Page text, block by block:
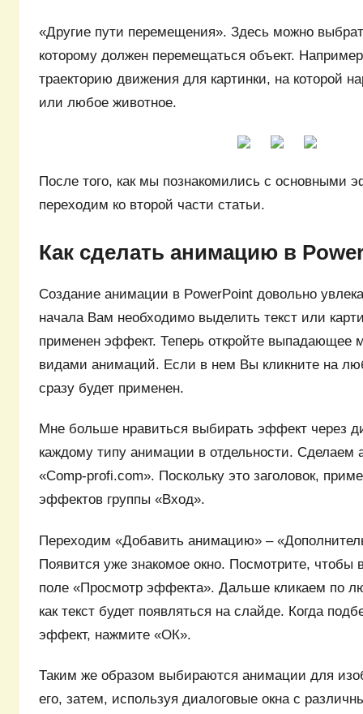
«Другие пути перемещения». Здесь можно
которому должен перемещаться объект.
траекторию движения для картинки, на которой
или любое животное.
После того, как мы познакомились с основными
переходим ко второй части статьи.
Как сделать анимацию в
Создание анимации в PowerPoint довольно
начала Вам необходимо выделить текст или
применен эффект. Теперь откройте выпадающее
видами анимаций. Если в нем Вы кликните на
сразу будет применен.
Мне больше нравиться выбирать эффект через
каждому типу анимации в отдельности. Сделаем
«Comp-profi.com». Поскольку это заголовок,
эффектов группы «Вход».
Переходим «Добавить анимацию» –
Появится уже знакомое окно. Посмотрите, чтобы
поле «Просмотр эффекта». Дальше кликаем по
как текст будет появляться на слайде. Когда
эффект, нажмите «ОК».
Таким же образом выбираются анимации для
его, затем, используя диалоговые окна с